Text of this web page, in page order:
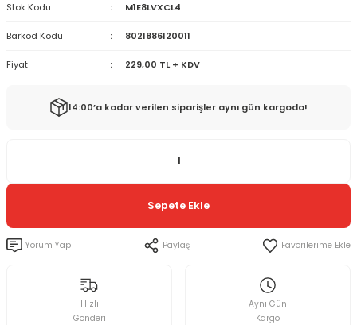
Stok Kodu M1E8LVXCL4
Barkod Kodu 8021886120011
Fiyat 229,00 TL + KDV
14:00’a kadar verilen siparişler aynı gün kargoda!
Sepete Ekle
Yorum Yap Paylaş
Hızlı
Gönderi
Aynı Gün
Kargo